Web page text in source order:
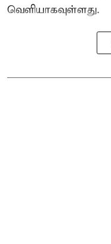
வெளியாகவுள்ளது.